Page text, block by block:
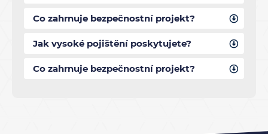
Co zahrnuje bezpečnostní projekt?
Jak vysoké pojištění poskytujete?
Co zahrnuje bezpečnostní projekt?